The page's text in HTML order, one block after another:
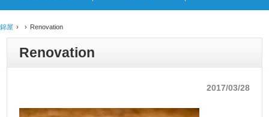
錦屋 Renovation
Renovation
2017/03/28